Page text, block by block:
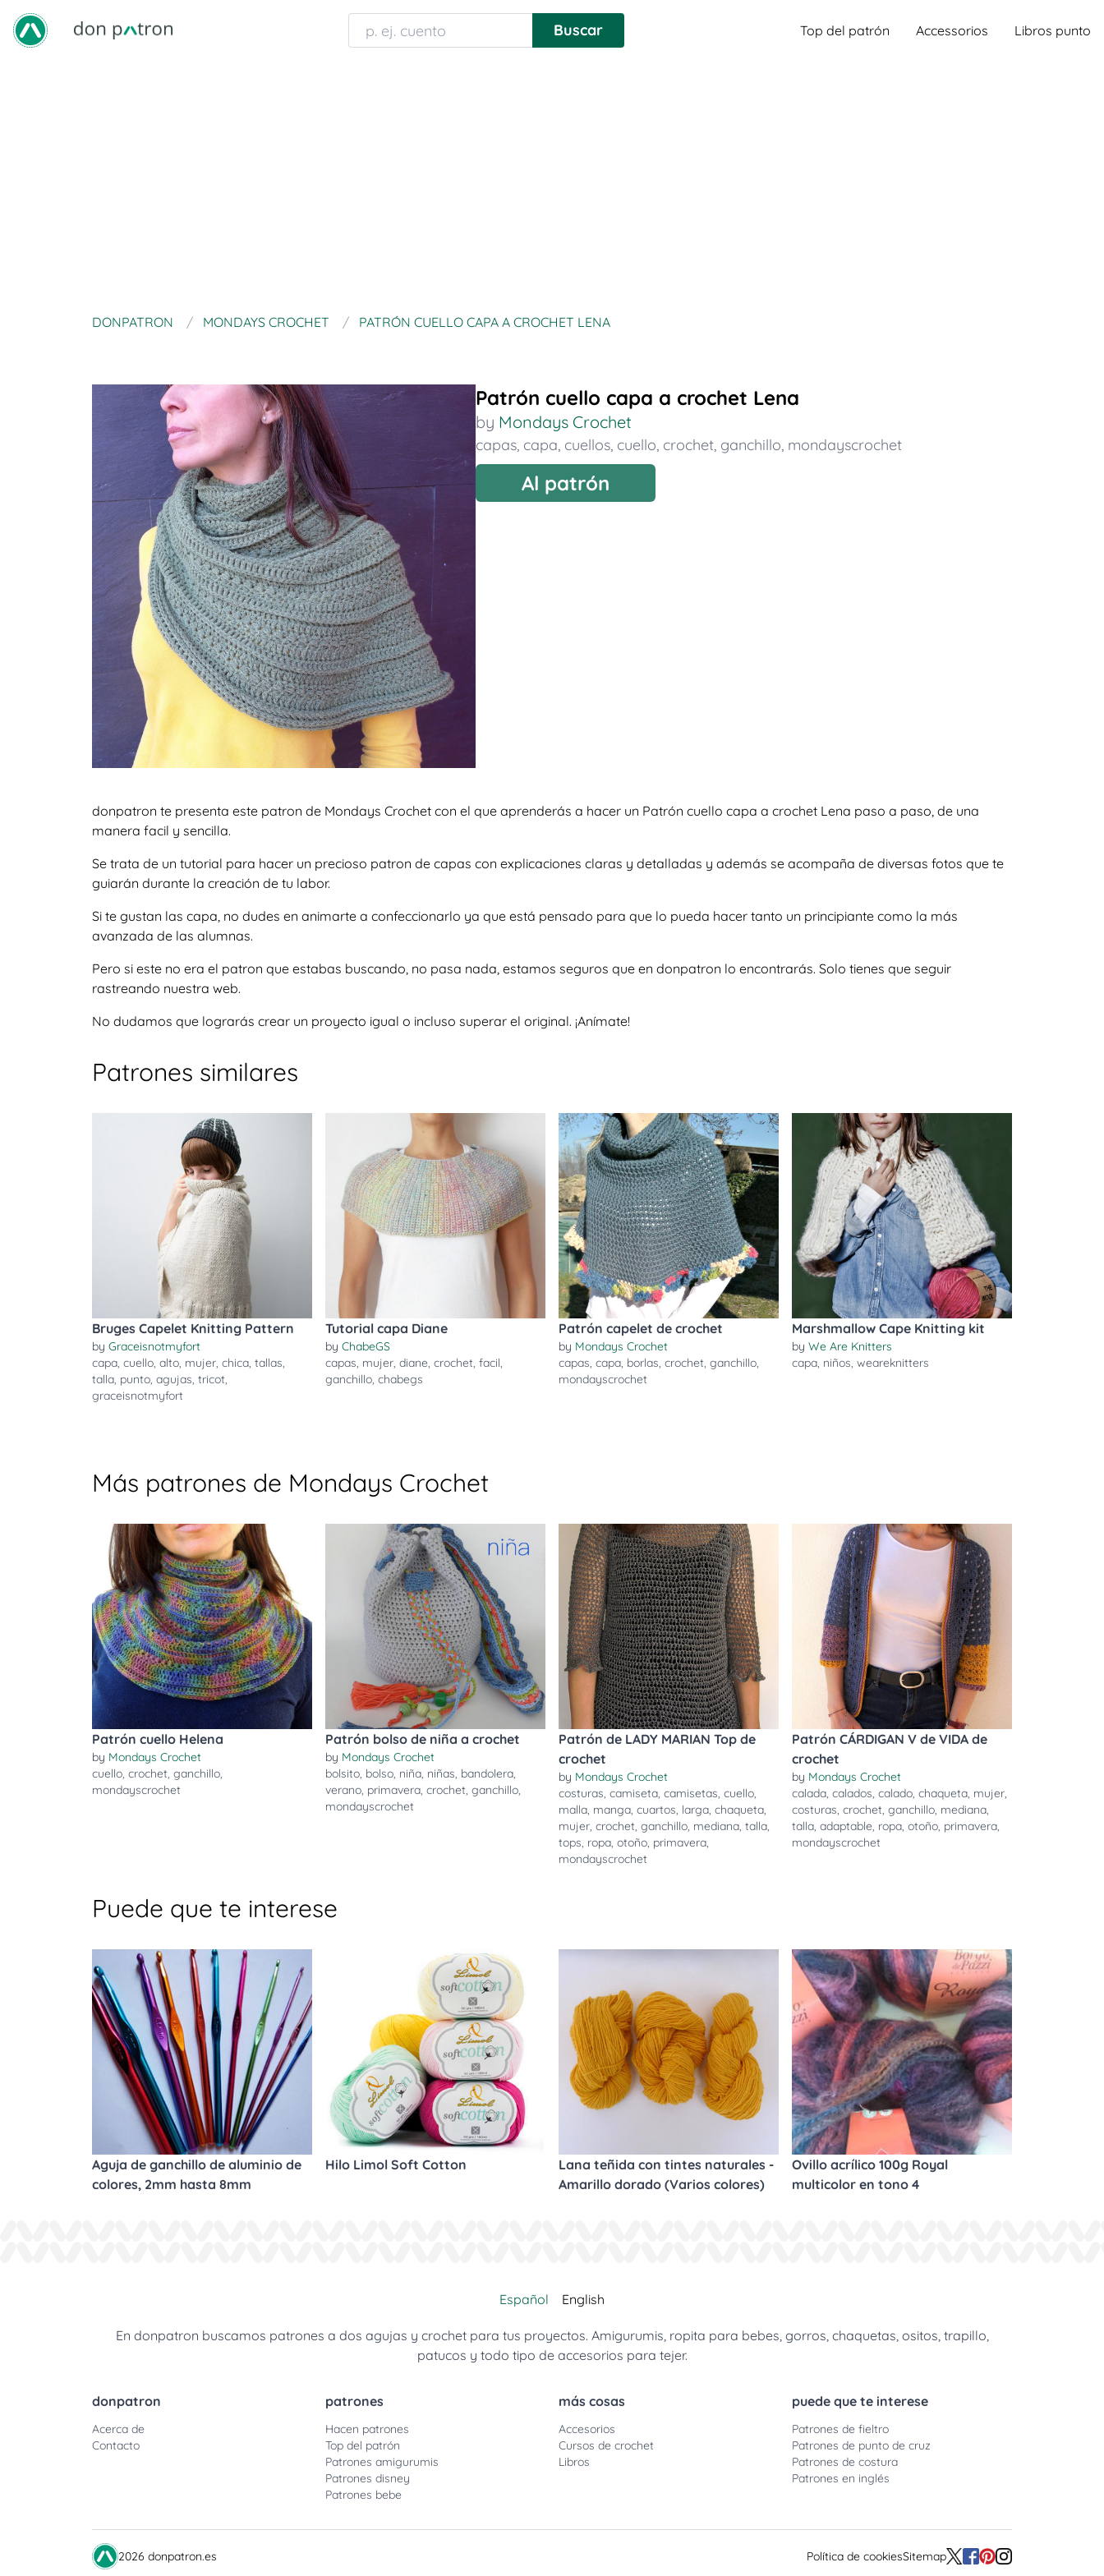
Top del patrón Accessorios Libros punto
DONPATRON MONDAYS CROCHET PATRÓN CUELLO CAPA A CROCHET LENA
Patrón cuello capa a crochet Lena
by Mondays Crochet
capas, capa, cuellos, cuello, crochet, ganchillo, mondayscrochet
Al patrón
donpatron te presenta este patron de Mondays Crochet con el que aprenderás a hacer un Patrón cuello capa a crochet Lena paso a paso, de una
manera facil y sencilla.
Se trata de un tutorial para hacer un precioso patron de capas con explicaciones claras y detalladas y además se acompaña de diversas fotos que te
guiarán durante la creación de tu labor.
Si te gustan las capa, no dudes en animarte a confeccionarlo ya que está pensado para que lo pueda hacer tanto un principiante como la más
avanzada de las alumnas.
Pero si este no era el patron que estabas buscando, no pasa nada, estamos seguros que en donpatron lo encontrarás. Solo tienes que seguir
rastreando nuestra web.
No dudamos que lograrás crear un proyecto igual o incluso superar el original. ¡Anímate!
Patrones similares
Bruges Capelet Knitting Pattern
by Graceisnotmyfort
capa, cuello, alto, mujer, chica, tallas,
talla, punto, agujas, tricot,
graceisnotmyfort
Tutorial capa Diane
by ChabeGS
capas, mujer, diane, crochet, facil,
ganchillo, chabegs
Patrón capelet de crochet
by Mondays Crochet
capas, capa, borlas, crochet, ganchillo,
mondayscrochet
Marshmallow Cape Knitting kit
by We Are Knitters
capa, niños, weareknitters
Más patrones de Mondays Crochet
Patrón cuello Helena
by Mondays Crochet
cuello, crochet, ganchillo,
mondayscrochet
Patrón bolso de niña a crochet
by Mondays Crochet
bolsito, bolso, niña, niñas, bandolera,
verano, primavera, crochet, ganchillo,
mondayscrochet
Patrón de LADY MARIAN Top de
crochet
by Mondays Crochet
costuras, camiseta, camisetas, cuello,
malla, manga, cuartos, larga, chaqueta,
mujer, crochet, ganchillo, mediana, talla,
tops, ropa, otoño, primavera,
mondayscrochet
Patrón CÁRDIGAN V de VIDA de
crochet
by Mondays Crochet
calada, calados, calado, chaqueta, mujer,
costuras, crochet, ganchillo, mediana,
talla, adaptable, ropa, otoño, primavera,
mondayscrochet
Puede que te interese
Aguja de ganchillo de aluminio de
colores, 2mm hasta 8mm
Hilo Limol Soft Cotton
Lana teñida con tintes naturales -
Amarillo dorado (Varios colores)
Ovillo acrílico 100g Royal
multicolor en tono 4
Español English
En donpatron buscamos patrones a dos agujas y crochet para tus proyectos. Amigurumis, ropita para bebes, gorros, chaquetas, ositos, trapillo,
patucos y todo tipo de accesorios para tejer.
donpatron
Acerca de
Contacto
patrones
Hacen patrones
Top del patrón
Patrones amigurumis
Patrones disney
Patrones bebe
más cosas
Accesorios
Cursos de crochet
Libros
puede que te interese
Patrones de fieltro
Patrones de punto de cruz
Patrones de costura
Patrones en inglés
2026 donpatron.es Política de cookiesSitemap